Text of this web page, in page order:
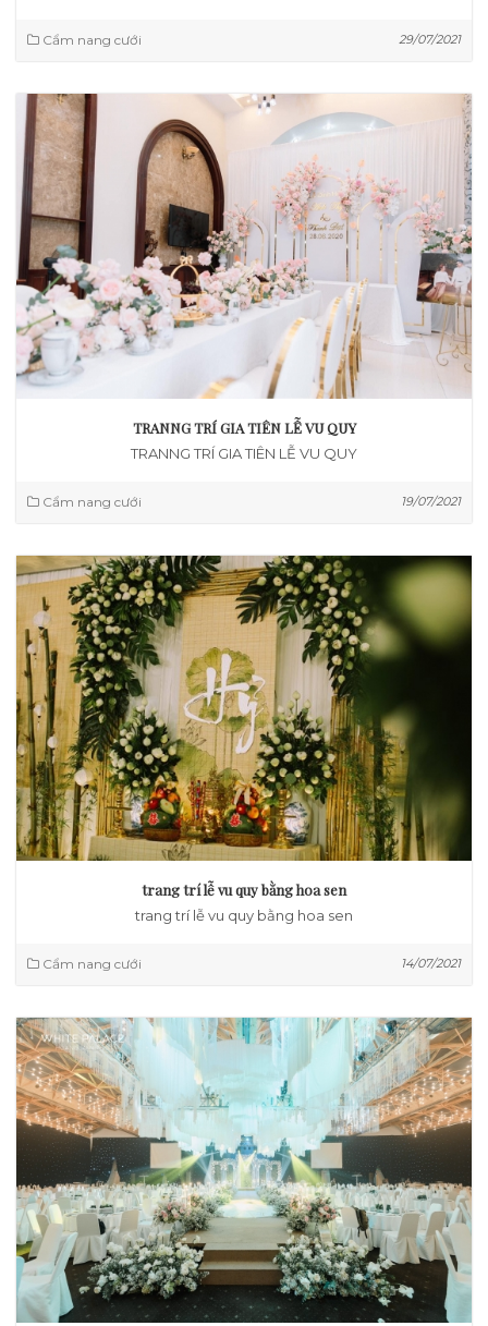
Cẩm nang cưới 29/07/2021
TRANNG TRÍ GIA TIÊN LỄ VU QUY
TRANNG TRÍ GIA TIÊN LỄ VU QUY
Cẩm nang cưới 19/07/2021
trang trí lễ vu quy bằng hoa sen
trang trí lễ vu quy bằng hoa sen
Cẩm nang cưới 14/07/2021